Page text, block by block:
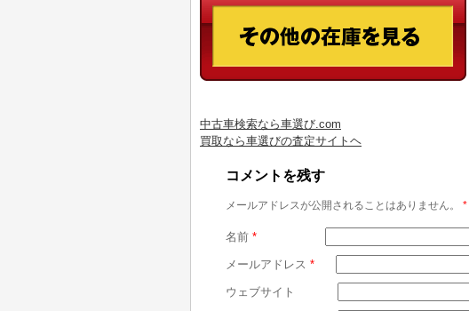
中古車検索なら車選び.com
買取なら車選びの査定サイトヘ
コメントを残す
メールアドレスが公開されることはありません。 *
名前 *
メールアドレス *
ウェブサイト